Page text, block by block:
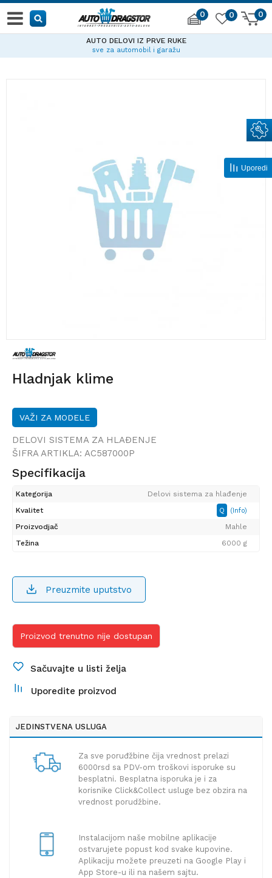
0 0
0
AUTO DELOVI IZ PRVE RUKE
sve za automobil i garažu
Hladnjak klime
VAŽI ZA MODELE
DELOVI SISTEMA ZA HLAĐENJE
ŠIFRA ARTIKLA: AC587000P
Specifikacija
Kategorija
Delovi sistema za hlađenje
Kvalitet
Q (Info)
Proizvodjač
Mahle
Težina
6000 g
Preuzmite uputstvo
Proizvod trenutno nije dostupan
Sačuvajte u listi želja
Uporedite proizvod
JEDINSTVENA USLUGA
Za sve poruđžbine čija vrednost prelazi
6000rsd sa PDV-om troškovi isporuke su
besplatni. Besplatna isporuka je i za
korisnike Click&Collect usluge bez obzira na
vrednost porudžbine.
Instalacijom naše mobilne aplikacije
ostvarujete popust kod svake kupovine.
Aplikaciju možete preuzeti na Google Play i
App Store-u ili na našem sajtu.
Uporedi